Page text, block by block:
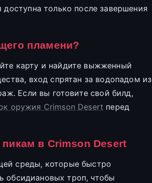
только после завершения
пламени?
карту и найдите выжженный
вход спрятан за водопадом из
Если вы готовите свой билд,
оружия Crimson Desert перед
в Crimson Desert
среды, которые быстро
обсидиановых троп, чтобы